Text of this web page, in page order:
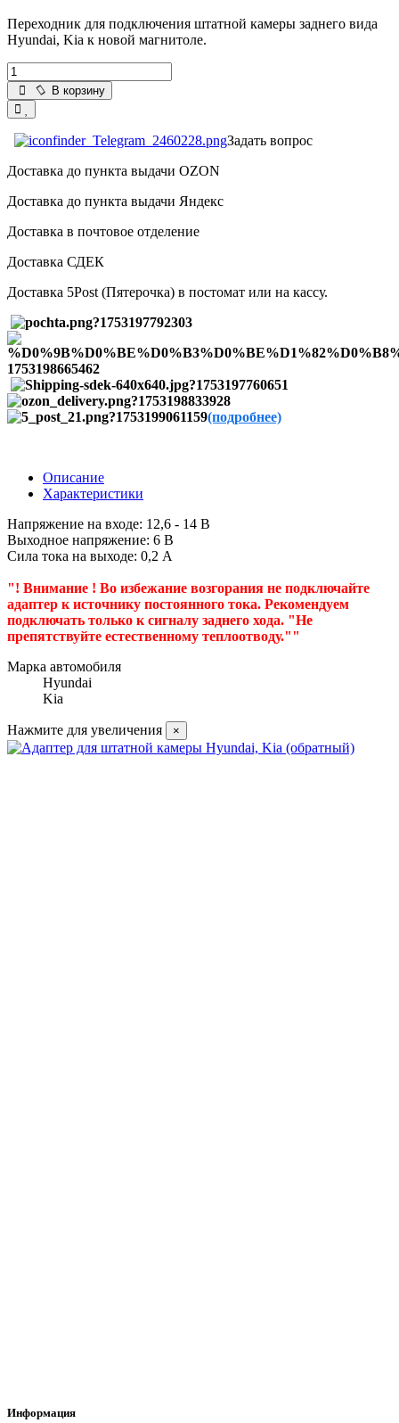
Переходник для подключения штатной камеры заднего вида
Hyundai, Kia к новой магнитоле.
В корзину
Задать вопрос
Доставка до пункта выдачи OZON
Доставка до пункта выдачи Яндекс
Доставка в почтовое отделение
Доставка СДЕК
Доставка 5Post (Пятерочка) в постомат или на кассу.
(подробнее)
Описание
Характеристики
Напряжение на входе: 12,6 - 14 В
Выходное напряжение: 6 В
Сила тока на выходе: 0,2 A
"! Внимание ! Во избежание возгорания не подключайте
адаптер к источнику постоянного тока. Рекомендуем
подключать только к сигналу заднего хода. "Не
препятствуйте естественному теплоотводу.""
Марка автомобиля
Hyundai
Kia
Нажмите для увеличения ×
Информация